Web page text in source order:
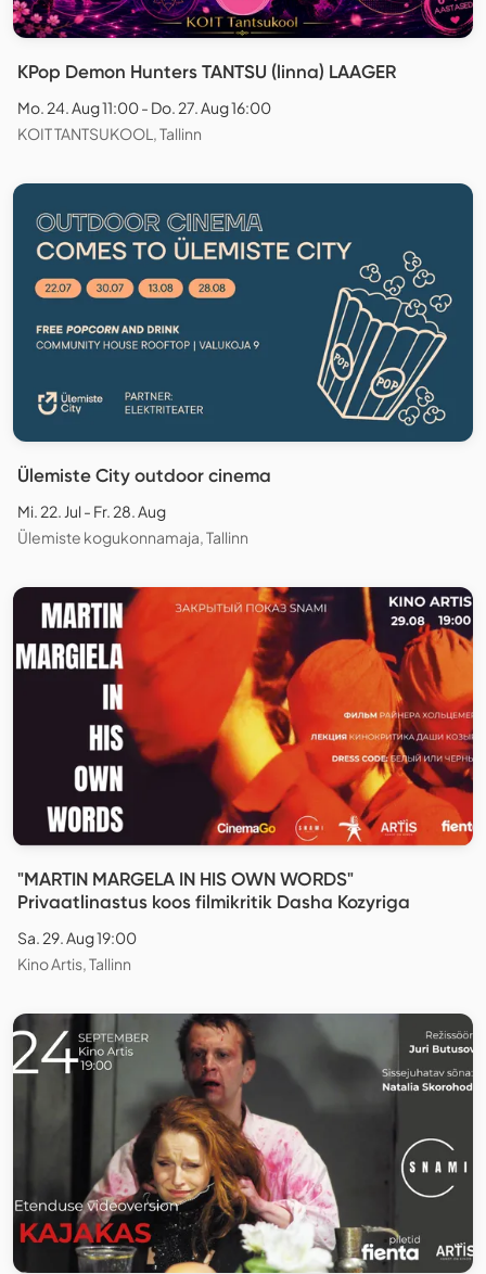
KPop Demon Hunters TANTSU (linna) LAAGER
Mo. 24. Aug 11:00 - Do. 27. Aug 16:00
KOIT TANTSUKOOL, Tallinn
Ülemiste City outdoor cinema
Mi. 22. Jul - Fr. 28. Aug
Ülemiste kogukonnamaja, Tallinn
"MARTIN MARGELA IN HIS OWN WORDS"
Privaatlinastus koos filmikritik Dasha Kozyriga
Sa. 29. Aug 19:00
Kino Artis, Tallinn